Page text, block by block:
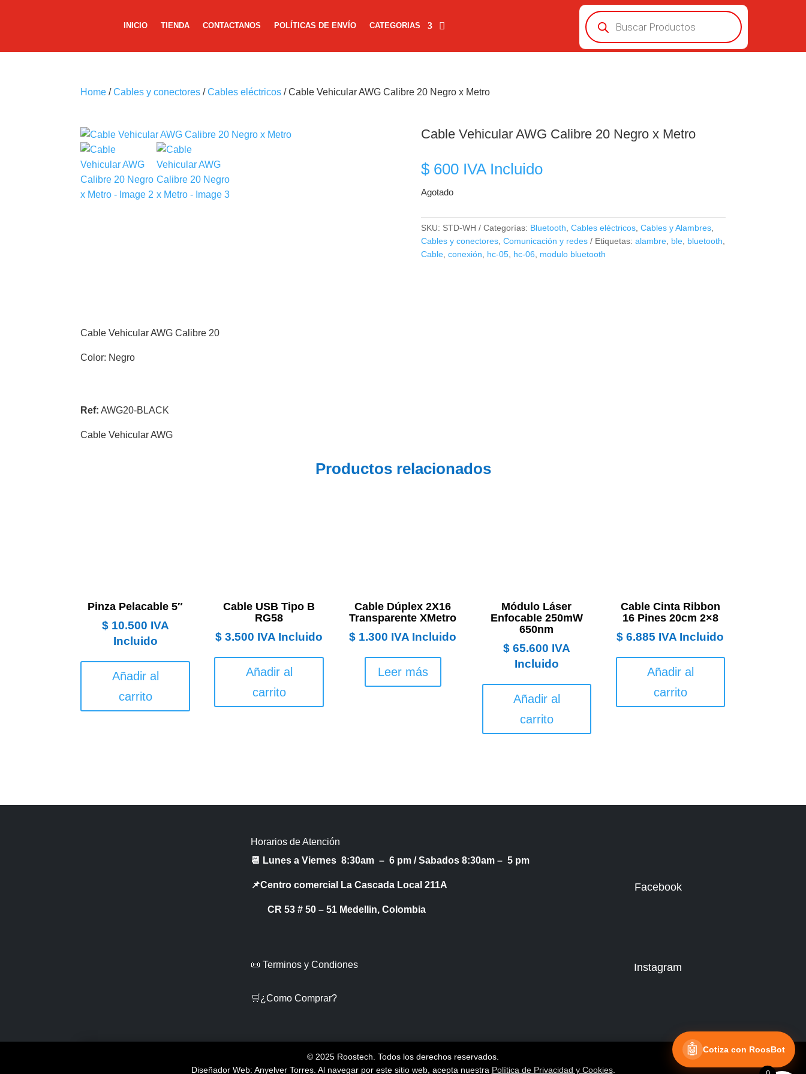
INICIO TIENDA CONTACTANOS POLÍTICAS DE ENVÍO CATEGORIAS
Búsqueda
de
productos
Home /Cables y conectores /Cables eléctricos / Cable Vehicular AWG Calibre 20 Negro x Metro
Cable Vehicular AWG Calibre 20 Negro x Metro
$600 IVA Incluido
Agotado
SKU: STD-WH Categorías: Bluetooth Cables eléctricos, Cables y Alambres,
Cables y conectores, Comunicación y redes Etiquetas: alambre, ble, bluetooth
Cable, conexión hc-05, hc-06 modulo bluetooth
Cable Vehicular AWG Calibre 20
Color: Negro
Ref: AWG20-BLACK
Cable Vehicular AWG
Productos relacionados
Pinza Pelacable 5″
$10.500 IVA
Incluido
Añadir al
carrito
Cable USB Tipo B
RG58
$ 3.500 IVA Incluido
Añadir al
carrito
Cable Dúplex 2X16
Transparente XMetro
$ 1.300 IVA Incluido
Leer más
Módulo Láser
Enfocable 250mW
650nm
$65.600 IVA
Incluido
Añadir al
carrito
Cable Cinta Ribbon
16 Pines 20cm 2×8
$ 6.885 IVA Incluido
Añadir al
carrito
Horarios de Atención
📆 Lunes a Viernes 8:30am – 6 pm /Sabados 8:30am – 5 pm
📌Centro comercial La Cascada Local 211A
CR 53 # 50 – 51 Medellin, Colombia
📜 Terminos y Condiones
🛒¿Como Comprar?
Facebook
Instagram
© 2025 Roostech. Todos los derechos reservados.
Diseñador Web: Anyelver Torres. Al navegar por este sitio web, acepta nuestra Política de Privacidad y Cookies.
🤖 Cotiza con RoosBot